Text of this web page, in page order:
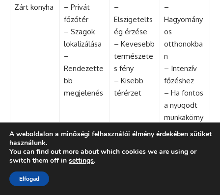
Zárt konyha
– Privát
főzőtér
– Szagok
lokalizálása
–
Rendezette
bb
megjelenés
–
Elszigetelts
ég érzése
– Kevesebb
természete
s fény
– Kisebb
térérzet
–
Hagyomány
os
otthonokba
n
– Intenzív
főzéshez
– Ha fontos
a nyugodt
munkakörny
ezet
Ez a táblázat segíthet átlátni a nyitott és zárt konyhák
előnyeit és hátrányait, valamint azt, hogy mikor melyik
elrendezés lehet ideális. A döntés nagyban függ a
személyes preferenciáidtól és életstílusodtól.
A weboldalon a minőségi felhasználói élmény érdekében sütiket
használunk.
You can find out more about which cookies we are using or
switch them off in settings.
Elfogad